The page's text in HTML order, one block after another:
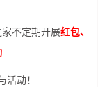
不定期开展红包、
活动！